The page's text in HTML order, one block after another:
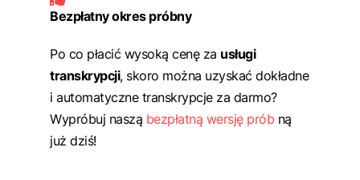
Bezpłatny okres próbny
Po co płacić wysoką cenę za usługi
transkrypcji, skoro można uzyskać dokładne
i automatyczne transkrypcje za darmo?
Wypróbuj naszą bezpłatną wersję prób ną
już dziś!